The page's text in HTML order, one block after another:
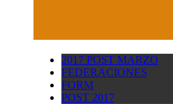
2017 POST MARZO
FEDERACIONES
FORM
POST 2017